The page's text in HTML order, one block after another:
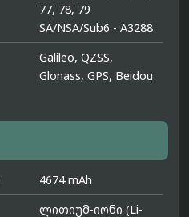
77, 78, 79
SA/NSA/Sub6 - A3288
Galileo, QZSS,
Glonass, GPS, Beidou
4674 mAh
ლითიუმ-იონი (Li-